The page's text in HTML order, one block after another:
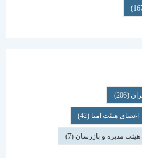
امنا(42)
و بازرسان(7)